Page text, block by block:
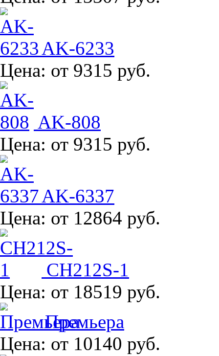
AK-6233
Цена: от 9315 руб.
AK-808
Цена: от 9315 руб.
AK-6337
Цена: от 12864 руб.
CH212S-1
Цена: от 18519 руб.
Премьера
Цена: от 10140 руб.